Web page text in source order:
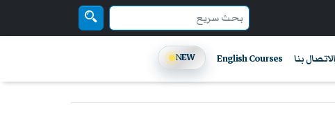
الاتصال بنا English Courses
NEW